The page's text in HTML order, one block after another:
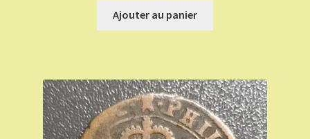
Ajouter au panier